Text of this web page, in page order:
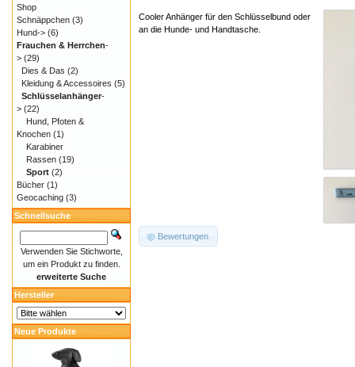
Cooler Anhänger für den Schlüsselbund oder
an die Hunde- und Handtasche.
Bewertungen
Shop
Schnäppchen (3)
Hund-> (6)
Frauchen & Herrchen-
> (29)
Dies & Das (2)
Kleidung & Accessoires (5)
Schlüsselanhänger-
> (22)
Hund, Pfoten &
Knochen (1)
Karabiner
Rassen (19)
Sport (2)
Bücher (1)
Geocaching (3)
Schnellsuche
Verwenden Sie Stichworte,
um ein Produkt zu finden.
erweiterte Suche
Hersteller
Neue Produkte